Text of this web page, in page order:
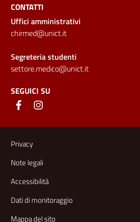
CONTATTI
Uffici amministrativi
chirmed@unict.it
Segreteria studenti
settore.medico@unict.it
SEGUICI SU
Link e informazioni utili
Privacy
Note legali
Accessibilità
Dati di monitoraggio
Mappa del sito